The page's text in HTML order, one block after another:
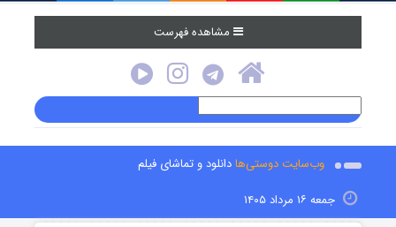
مشاهده فهرست
وب‌سایت دوستی‌هادانلود و تماشای فیلم
جمعه ۱۶ مرداد ۱۴۰۵